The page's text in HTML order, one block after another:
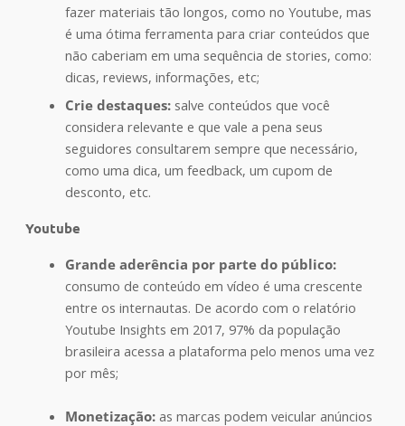
fazer materiais tão longos, como no Youtube, mas
é uma ótima ferramenta para criar conteúdos que
não caberiam em uma sequência de stories, como:
dicas, reviews, informações, etc;
Crie destaques:salve conteúdos que você
considera relevante e que vale a pena seus
seguidores consultarem sempre que necessário,
como uma dica, um feedback, um cupom de
desconto, etc.
Youtube
Grande aderência por parte do público:
consumo de conteúdo em vídeo é uma crescente
entre os internautas. De acordo com o relatório
Youtube Insights em 2017, 97% da população
brasileira acessa a plataforma pelo menos uma vez
por mês;
Monetização:as marcas podem veicular anúncios